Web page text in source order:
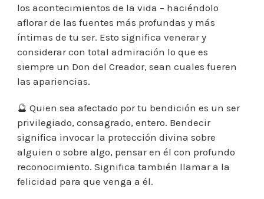
los acontecimientos de la vida – haciéndolo
aflorar de las fuentes más profundas y más
íntimas de tu ser. Esto significa venerar y
considerar con total admiración lo que es
siempre un Don del Creador, sean cuales fueren
las apariencias.
🔮 Quien sea afectado por tu bendición es un ser
privilegiado, consagrado, entero. Bendecir
significa invocar la protección divina sobre
alguien o sobre algo, pensar en él con profundo
reconocimiento. Significa también llamar a la
felicidad para que venga a él.